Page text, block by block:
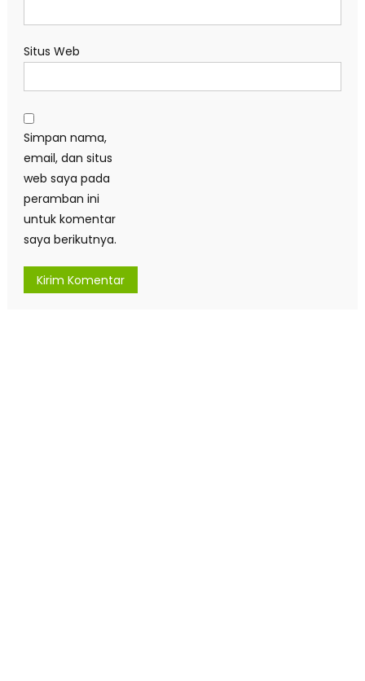
Situs Web
Simpan nama,
email, dan situs
web saya pada
peramban ini
untuk komentar
saya berikutnya.